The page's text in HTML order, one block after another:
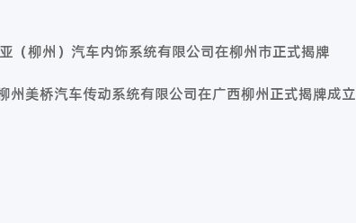
（柳州）汽车内饰系统有限公司在柳州市正式揭牌
州美桥汽车传动系统有限公司在广西柳州正式揭牌成立